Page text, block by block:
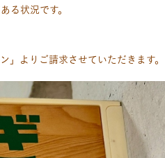
る状況です。
よりご請求させていただきます。